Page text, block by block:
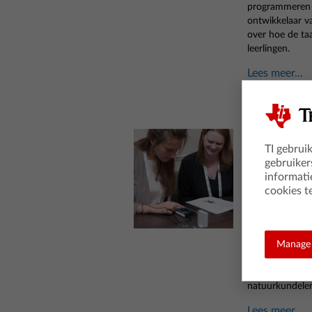
ontwikkelaar
over hoe de
leerlingen.
Lees meer...
Vind
Posted 22
aangetroffen
misdrijf
Zo start een
TI
cookies